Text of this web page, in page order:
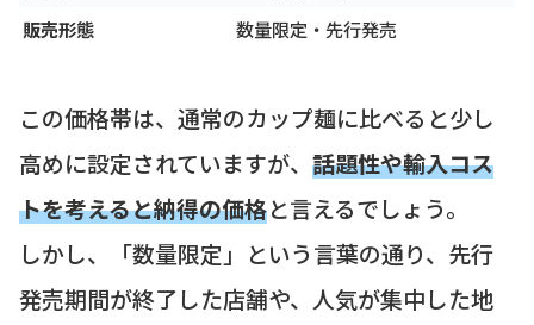
販売形態
数量限定・先行発売
この価格帯は、通常のカップ麺に比べると少し
高めに設定されていますが、 話題性や輸入コス
トを考えると納得の価格と言えるでしょう。
しかし、「数量限定」という言葉の通り、先行
発売期間が終了した店舗や、人気が集中した地